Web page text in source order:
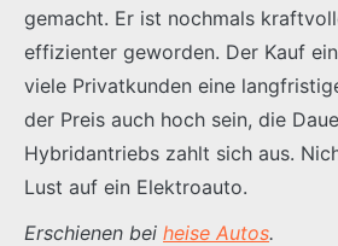
gemacht. Er ist nochmals
effizienter geworden. Der Kauf
viele Privatkunden eine
der Preis auch hoch sein, die
Hybridantriebs zahlt sich aus.
Lust auf ein Elektroauto.
Erschienen bei heise Autos.